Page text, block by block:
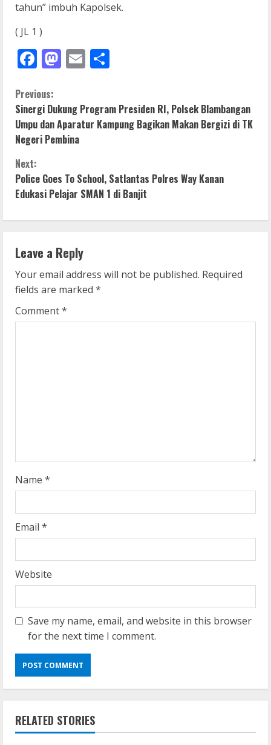
tahun” imbuh Kapolsek.
( JL 1 )
Facebook
Mastodon
Email
C
o
n
t
i
n
u
e
R
e
g
Previous:
Sinergi Dukung Program Presiden RI, Polsek Blambangan
Umpu dan Aparatur Kampung Bagikan Makan Bergizi di TK
Negeri Pembina
Next:
Police Goes To School, Satlantas Polres Way Kanan
Edukasi Pelajar SMAN 1 di Banjit
Leave a Reply
Your email address will not be published. Required
fields are marked *
Comment*
Name *
Email *
Website
Save my name, email, and website in this browser
for the next time I comment.
RELATED STORIES